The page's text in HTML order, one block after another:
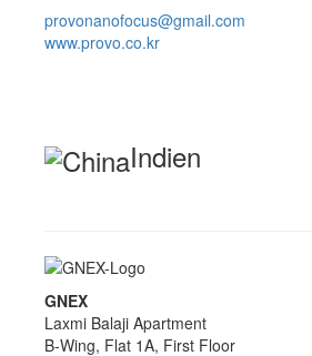
provonanofocus@gmail.com
www.provo.co.kr
Indien
GNEX
Laxmi Balaji Apartment
B-Wing, Flat 1A, First Floor